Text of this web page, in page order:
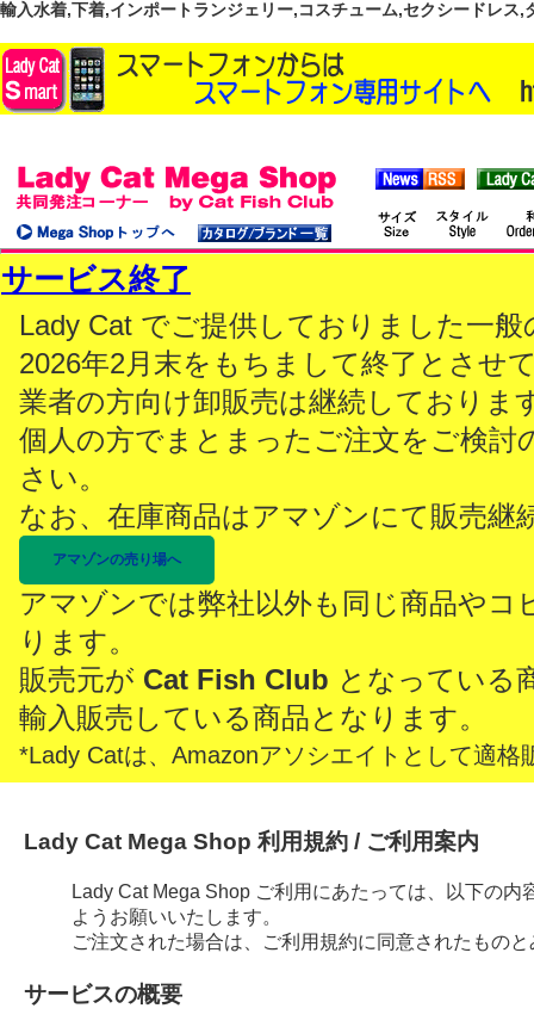
輸入水着,下着,インポートランジェリー,コスチューム,セクシードレス
サービス終了
Lady Cat でご提供しておりました一
2026年2月末をもちまして終了とさせ
業者の方向け卸販売は継続しておりま
個人の方でまとまったご注文をご検討
さい。
なお、在庫商品はアマゾンにて販売継
アマゾンの売り場へ
アマゾンでは弊社以外も同じ商品やコ
ります。
販売元が Cat Fish Club となっている
輸入販売している商品となります。
*Lady Catは、Amazonアソシエイトとして適格
Lady Cat Mega Shop 利用規約 / ご利用案内
Lady Cat Mega Shop ご利用にあたっては、以下の
ようお願いいたします。
ご注文された場合は、ご利用規約に同意されたもの
サービスの概要